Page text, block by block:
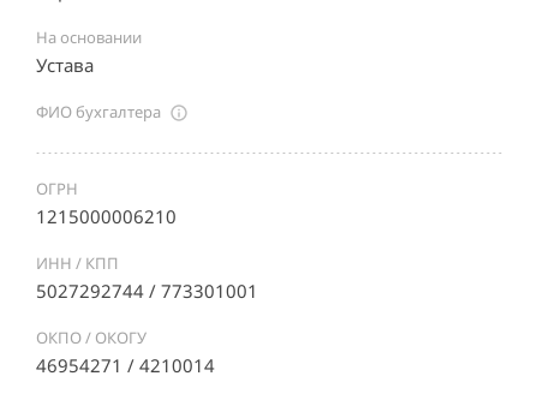
На основании
Устава
ФИО бухгалтера
ОГРН
1215000006210
ИНН / КПП
5027292744 / 773301001
ОКПО / ОКОГУ
46954271 / 4210014